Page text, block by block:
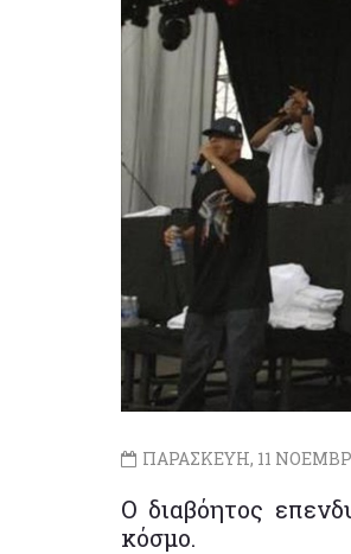
ΠΑΡΑΣΚΕΥΗ, 11
Ο διαβόητος
κόσμο.